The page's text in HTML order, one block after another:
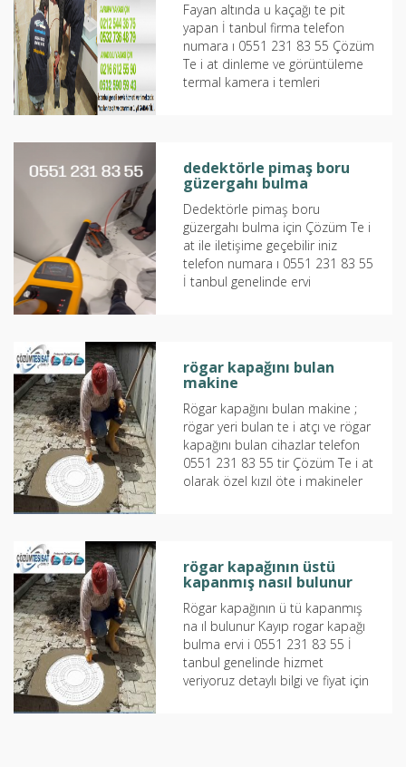
Fayan altında u kaçağı te pit
yapan İ tanbul firma telefon
numara ı 0551 231 83 55 Çözüm
Te i at dinleme ve görüntüleme
termal kamera i temleri
dedektörle pimaş boru
güzergahı bulma
Dedektörle pimaş boru
güzergahı bulma için Çözüm Te i
at ile iletişime geçebilir iniz
telefon numara ı 0551 231 83 55
İ tanbul genelinde ervi
rögar kapağını bulan
makine
Rögar kapağını bulan makine ;
rögar yeri bulan te i atçı ve rögar
kapağını bulan cihazlar telefon
0551 231 83 55 tir Çözüm Te i at
olarak özel kızıl öte i makineler
rögar kapağının üstü
kapanmış nasıl bulunur
Rögar kapağının ü tü kapanmış
na ıl bulunur Kayıp rogar kapağı
bulma ervi i 0551 231 83 55 İ
tanbul genelinde hizmet
veriyoruz detaylı bilgi ve fiyat için